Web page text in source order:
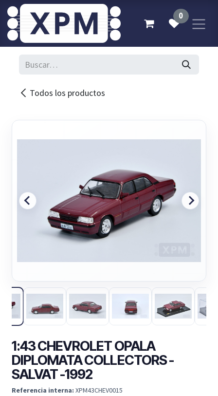
Ir al contenido
0
Todos los productos
1:43 CHEVROLET OPALA
DIPLOMATA COLLECTORS -
SALVAT -1992
Referencia interna: XPM43CHEV0015